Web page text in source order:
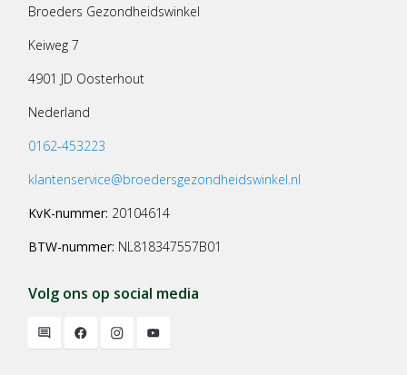
Broeders Gezondheidswinkel
Keiweg 7
4901 JD Oosterhout
Nederland
0162-453223
klantenservice@broedersgezondheidswinkel.nl
KvK-nummer: 20104614
BTW-nummer: NL818347557B01
Volg ons op social media